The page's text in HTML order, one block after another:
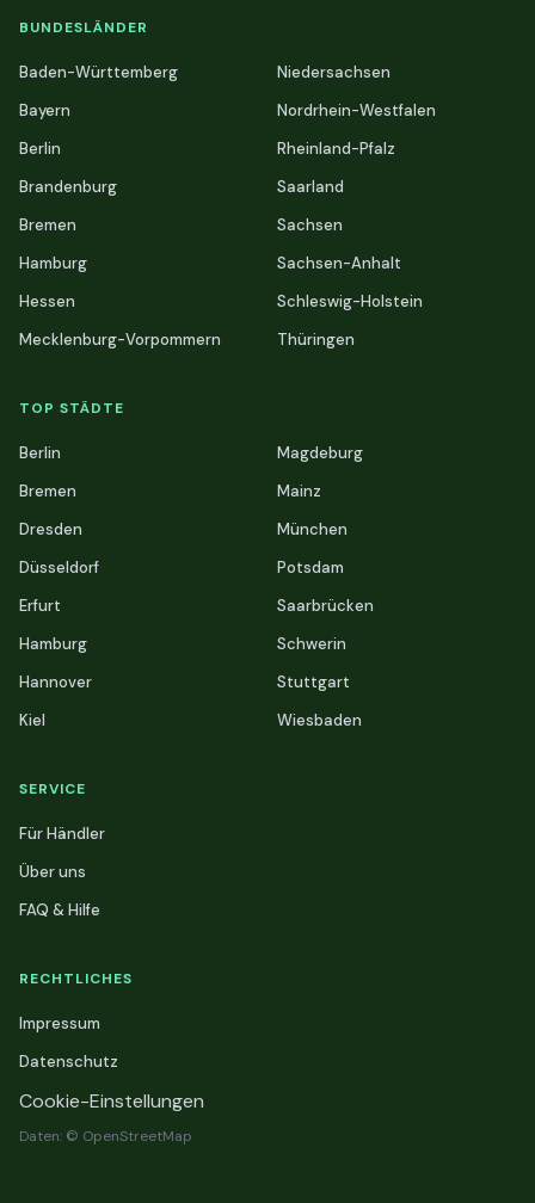
BUNDESLÄNDER
Baden-Württemberg
Bayern
Berlin
Brandenburg
Bremen
Hamburg
Hessen
Mecklenburg-Vorpommern
Niedersachsen
Nordrhein-Westfalen
Rheinland-Pfalz
Saarland
Sachsen
Sachsen-Anhalt
Schleswig-Holstein
Thüringen
TOP STÄDTE
Berlin
Bremen
Dresden
Düsseldorf
Erfurt
Hamburg
Hannover
Kiel
Magdeburg
Mainz
München
Potsdam
Saarbrücken
Schwerin
Stuttgart
Wiesbaden
SERVICE
Für Händler
Über uns
FAQ & Hilfe
RECHTLICHES
Impressum
Datenschutz
Cookie-Einstellungen
Daten: © OpenStreetMap